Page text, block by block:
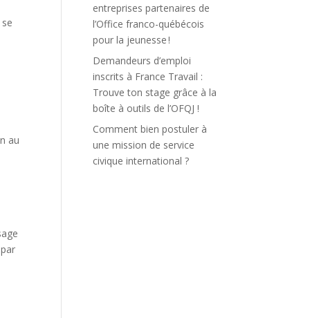
au
entreprises partenaires de
l’Office franco-québécois
pour la jeunesse !
Demandeurs d’emploi
inscrits à France Travail :
Trouve ton stage grâce à la
boîte à outils de l’OFQJ !
Comment bien postuler à
une mission de service
civique international ?